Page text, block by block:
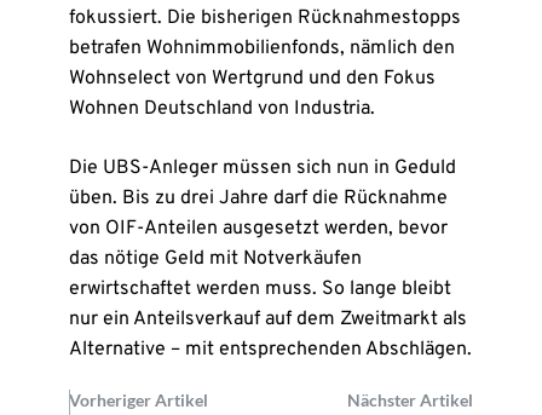
fokussiert. Die bisherigen Rücknahmestopps
betrafen Wohnimmobilienfonds, nämlich den
Wohnselect von Wertgrund und den Fokus
Wohnen Deutschland von Industria.
Die UBS-Anleger müssen sich nun in Geduld
üben. Bis zu drei Jahre darf die Rücknahme
von OIF-Anteilen ausgesetzt werden, bevor
das nötige Geld mit Notverkäufen
erwirtschaftet werden muss. So lange bleibt
nur ein Anteilsverkauf auf dem Zweitmarkt als
Alternative – mit entsprechenden Abschlägen.
Vorheriger Artikel Nächster Artikel